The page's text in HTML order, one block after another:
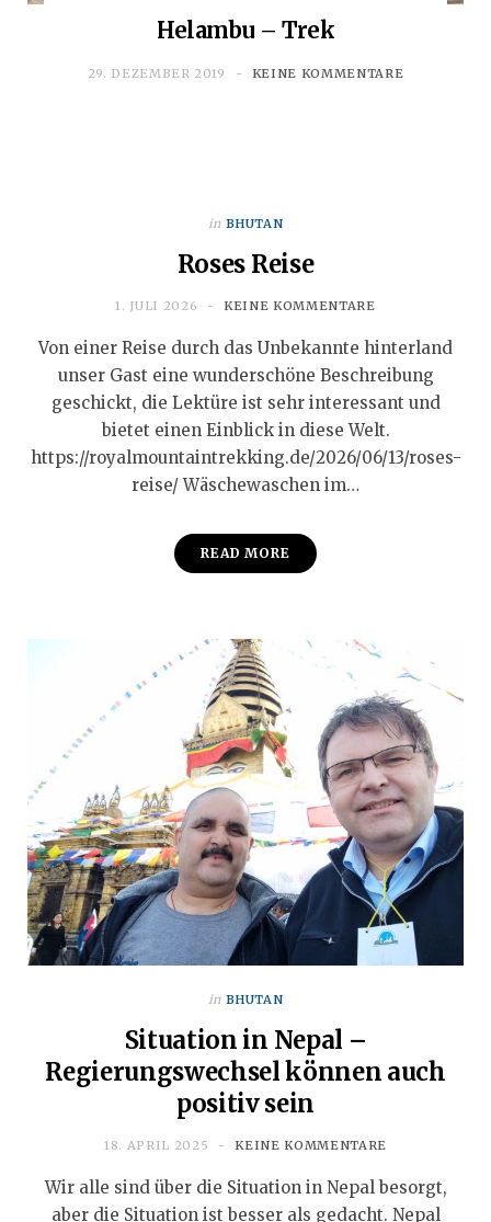
Helambu – Trek
29. DEZEMBER 2019 KEINE KOMMENTARE
in BHUTAN
Roses Reise
1. JULI 2026 KEINE KOMMENTARE
Von einer Reise durch das Unbekannte hinterland
unser Gast eine wunderschöne Beschreibung
geschickt, die Lektüre ist sehr interessant und
bietet einen Einblick in diese Welt.
https://royalmountaintrekking.de/2026/06/13/roses-
reise/ Wäschewaschen im…
READ MORE
in BHUTAN
Situation in Nepal –
Regierungswechsel können auch
positiv sein
18. APRIL 2025 KEINE KOMMENTARE
Wir alle sind über die Situation in Nepal besorgt,
aber die Situation ist besser als gedacht. Nepal